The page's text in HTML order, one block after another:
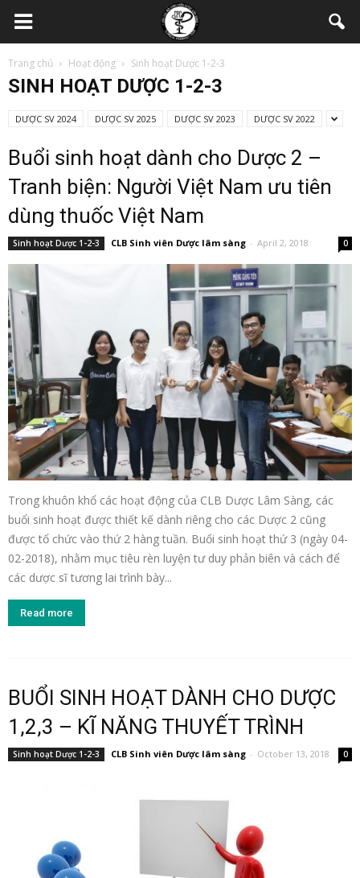
Trang chủ Hoạt động Sinh hoạt Dược 1-2-3
SINH HOẠT DƯỢC 1-2-3
DƯỢC SV 2024 DƯỢC SV 2025 DƯỢC SV 2023 DƯỢC SV 2022
Buổi sinh hoạt dành cho Dược 2 –
Tranh biện: Người Việt Nam ưu tiên
dùng thuốc Việt Nam
Sinh hoạt Dược 1-2-3 CLB Sinh viên Dược lâm sàng - April 2, 2018 0
Trong khuôn khổ các hoạt động của CLB Dược Lâm Sàng, các
buổi sinh hoạt được thiết kế dành riêng cho các Dược 2 cũng
được tổ chức vào thứ 2 hàng tuần. Buổi sinh hoạt thứ 3 (ngày 04-
02-2018), nhằm mục tiêu rèn luyện tư duy phản biên và cách để
các dược sĩ tương lai trình bày...
Read more
BUỔI SINH HOẠT DÀNH CHO DƯỢC
1,2,3 – KĨ NĂNG THUYẾT TRÌNH
Sinh hoạt Dược 1-2-3 CLB Sinh viên Dược lâm sàng - October 13, 2018 0